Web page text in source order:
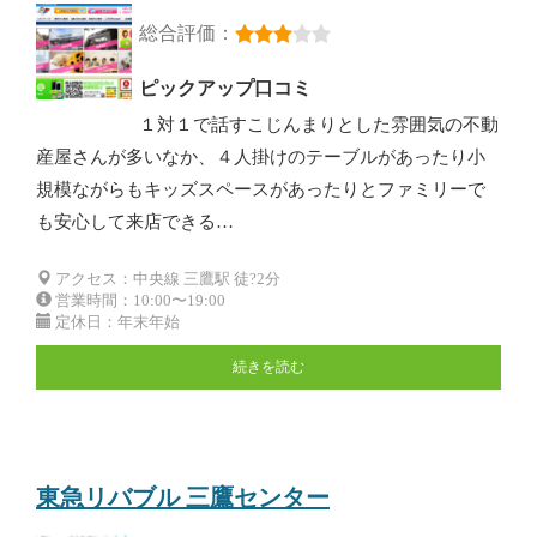
総合評価：
ピックアップ口コミ
１対１で話すこじんまりとした雰囲気の不動
産屋さんが多いなか、４人掛けのテーブルがあったり小
規模ながらもキッズスペースがあったりとファミリーで
も安心して来店できる…
アクセス：中央線 三鷹駅 徒?2分
営業時間：10:00〜19:00
定休日：年末年始
続きを読む
東急リバブル 三鷹センター